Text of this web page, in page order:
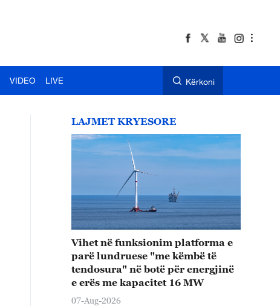
VIDEO LIVE Kërkoni
LAJMET KRYESORE
Vihet në funksionim platforma e
parë lundruese "me këmbë të
tendosura" në botë për energjinë
e erës me kapacitet 16 MW
07-Aug-2026